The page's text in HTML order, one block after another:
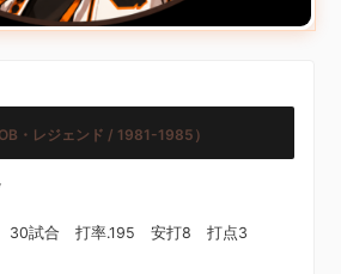
OB・レジェンド / 1981-1985）
30試合 打率.195 安打8 打点3